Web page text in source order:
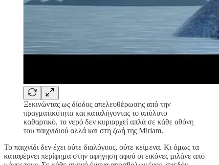
Ξεκινώντας ως δίοδος απελευθέρωσης από την
πραγματικότητα και καταλήγοντας το απόλυτο
καθαρτικό, το νερό δεν κυριαρχεί απλά σε κάθε οθόνη
του παιχνιδιού αλλά και στη ζωή της Miriam.
Το παιχνίδι δεν έχει ούτε διαλόγους, ούτε κείμενα. Κι όμως τα
καταφέρνει περίφημα στην αφήγηση αφού οι εικόνες μιλάνε από